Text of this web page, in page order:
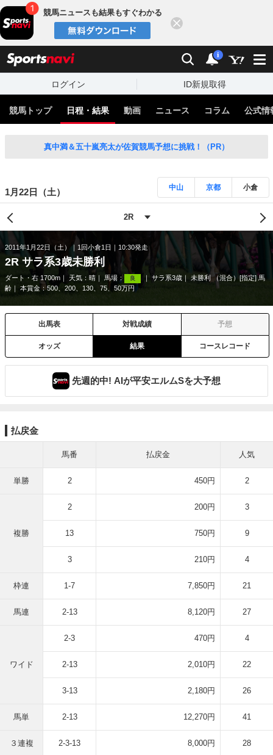
競馬ニュースも結果もすぐわかる
検索 通知
i
ログイン ID新規取得
競馬トップ 日程・結果 動画 ニュース コラム 公式情
真中満＆五十嵐亮太が佐賀競馬予想に挑戦！（PR）
1月22日（土） 中山 京都 小倉
2011年1月22日（土） 1回小倉1日 10:30発走
2R サラ系3歳未勝利
ダート・右 1700m 天気： 晴 馬場： 良 サラ系3歳
未勝利 （混合）[指定] 馬
齢
本賞金：500、200、130、75、50万円
出馬表 対戦成績 予想
オッズ 結果 コースレコード
先週的中! AIが平安エルムSを大予想
払戻金
馬番 払戻金 人気
単勝 2 450円 2
複勝
2 200円 3
13 750円 9
3 210円 4
枠連 1-7 7,850円 21
馬連 2-13 8,120円 27
ワイド
2-3 470円 4
2-13 2,010円 22
3-13 2,180円 26
馬単 2-13 12,270円 41
３連複 2-3-13 8,000円 28